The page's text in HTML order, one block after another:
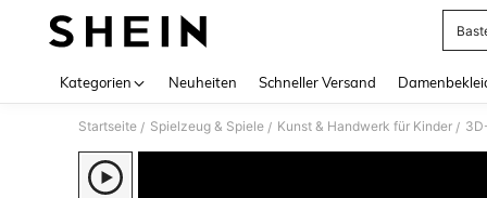
Kategorien Neuheiten Schneller Versand
Startseite / Spielzeug & Spiele / Kunst & Handwerk für Kinder /